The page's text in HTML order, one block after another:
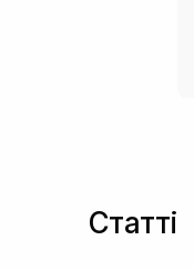
Статті